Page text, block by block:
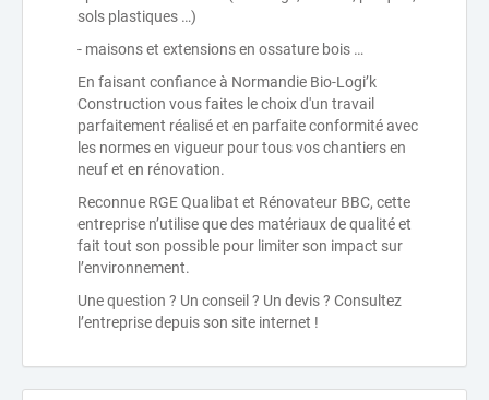
sols plastiques …)
- maisons et extensions en ossature bois …
En faisant confiance à Normandie Bio-Logi’k
Construction vous faites le choix d'un travail
parfaitement réalisé et en parfaite conformité avec
les normes en vigueur pour tous vos chantiers en
neuf et en rénovation.
Reconnue RGE Qualibat et Rénovateur BBC, cette
entreprise n’utilise que des matériaux de qualité et
fait tout son possible pour limiter son impact sur
l’environnement.
Une question ? Un conseil ? Un devis ? Consultez
l’entreprise depuis son site internet !